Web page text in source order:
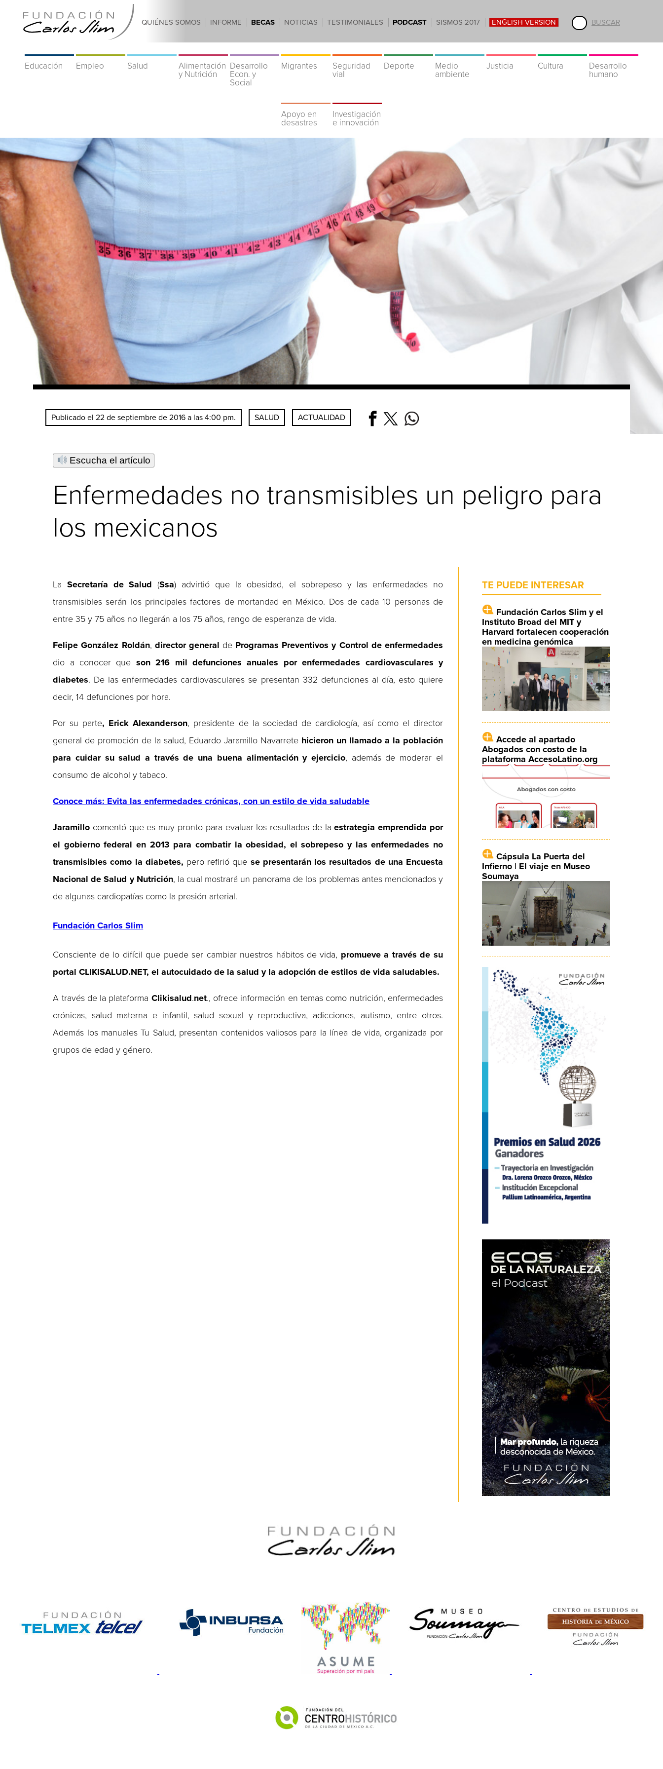
BUSCAR
QUIÉNES SOMOS INFORME BECAS NOTICIAS TESTIMONIALES PODCAST SISMOS 2017 ENGLISH VERSION
Educación Empleo Salud
Alimentación
y Nutrición
Desarrollo
Econ. y
Social
Migrantes
Seguridad
vial
Deporte
Medio
ambiente
Justicia Cultura
Desarrollo
humano
Apoyo en
desastres
Investigación
e innovación
Publicado el 22 de septiembre de 2016 a las 4:00 pm. SALUD ACTUALIDAD
Escucha el artículo
Enfermedades no transmisibles un peligro para
los mexicanos
La Secretaría de Salud (Ssa) advirtió que la obesidad, el sobrepeso y las enfermedades no
transmisibles serán los principales factores de mortandad en México. Dos de cada 10 personas de
entre 35 y 75 años no llegarán a los 75 años, rango de esperanza de vida.
Felipe González Roldán, director general de Programas Preventivos y Control de enfermedades
dio a conocer que son 216 mil defunciones anuales por enfermedades cardiovasculares y
diabetes. De las enfermedades cardiovasculares se presentan 332 defunciones al día, esto quiere
decir, 14 defunciones por hora.
Por su parte, Erick Alexanderson, presidente de la sociedad de cardiología, así como el director
general de promoción de la salud, Eduardo Jaramillo Navarrete hicieron un llamado a la población
para cuidar su salud a través de una buena alimentación y ejercicio, además de moderar el
consumo de alcohol y tabaco.
Conoce más: Evita las enfermedades crónicas, con un estilo de vida saludable
Jaramillo comentó que es muy pronto para evaluar los resultados de laestrategia emprendida por
el gobierno federal en 2013 para combatir la obesidad, el sobrepeso y las enfermedades no
transmisibles como la diabetes, pero refirió que se presentarán los resultados de una Encuesta
Nacional de Salud y Nutrición, la cual mostrará un panorama de los problemas antes mencionados y
de algunas cardiopatías como la presión arterial.
Fundación Carlos Slim
Consciente de lo difícil que puede ser cambiar nuestros hábitos de vida, promueve a través de su
portal CLIKISALUD.NET, el autocuidado de la salud y la adopción de estilos de vida saludables.
A través de la plataforma Clikisalud.net., ofrece información en temas como nutrición, enfermedades
crónicas, salud materna e infantil, salud sexual y reproductiva, adicciones, autismo, entre otros.
Además los manuales Tu Salud, presentan contenidos valiosos para la línea de vida, organizada por
grupos de edad y género.
TE PUEDE INTERESAR
Fundación Carlos Slim y el
Instituto Broad del MIT y
Harvard fortalecen cooperación
en medicina genómica
Accede al apartado
Abogados con costo de la
plataforma AccesoLatino.org
Cápsula La Puerta del
Infierno | El viaje en Museo
Soumaya